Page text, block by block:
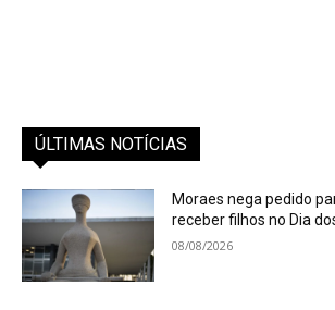
ÚLTIMAS NOTÍCIAS
Moraes nega pedido
receber filhos no Dia
08/08/2026